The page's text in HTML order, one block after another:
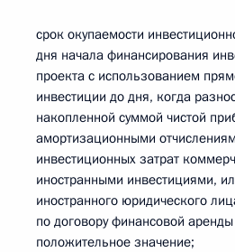
срок окупаемости
дня начала финансирования
проекта с использованием
инвестиции до дня, когда
накопленной суммой чистой
амортизационными
инвестиционных затрат
иностранными инвестициями,
иностранного юридического
по договору финансовой
положительное значение;